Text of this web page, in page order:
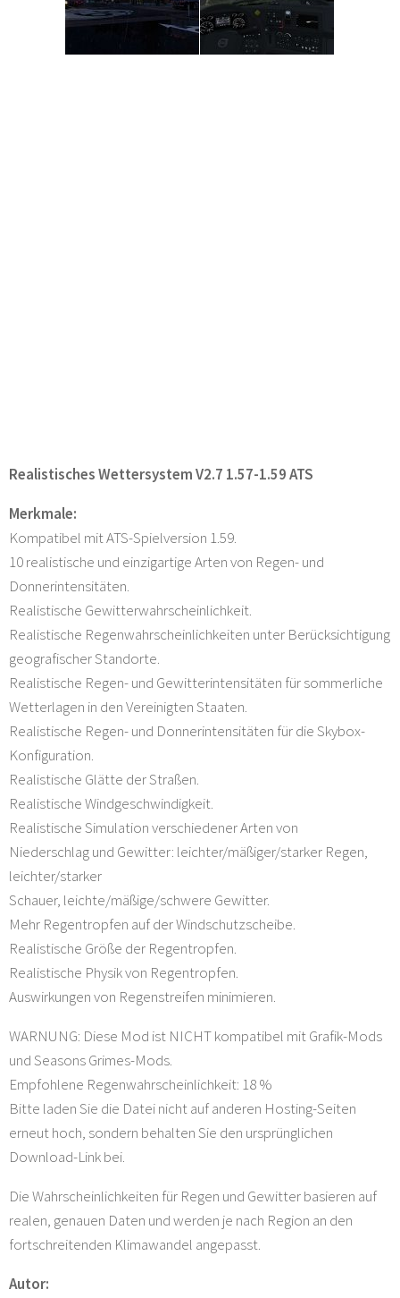
Realistisches Wettersystem V2.7 1.57-1.59 ATS
Merkmale:
Kompatibel mit ATS-Spielversion 1.59.
10 realistische und einzigartige Arten von Regen- und
Donnerintensitäten.
Realistische Gewitterwahrscheinlichkeit.
Realistische Regenwahrscheinlichkeiten unter Berücksichtigung
geografischer Standorte.
Realistische Regen- und Gewitterintensitäten für sommerliche
Wetterlagen in den Vereinigten Staaten.
Realistische Regen- und Donnerintensitäten für die Skybox-
Konfiguration.
Realistische Glätte der Straßen.
Realistische Windgeschwindigkeit.
Realistische Simulation verschiedener Arten von
Niederschlag und Gewitter: leichter/mäßiger/starker Regen,
leichter/starker
Schauer, leichte/mäßige/schwere Gewitter.
Mehr Regentropfen auf der Windschutzscheibe.
Realistische Größe der Regentropfen.
Realistische Physik von Regentropfen.
Auswirkungen von Regenstreifen minimieren.
WARNUNG: Diese Mod ist NICHT kompatibel mit Grafik-Mods
und Seasons Grimes-Mods.
Empfohlene Regenwahrscheinlichkeit: 18 %
Bitte laden Sie die Datei nicht auf anderen Hosting-Seiten
erneut hoch, sondern behalten Sie den ursprünglichen
Download-Link bei.
Die Wahrscheinlichkeiten für Regen und Gewitter basieren auf
realen, genauen Daten und werden je nach Region an den
fortschreitenden Klimawandel angepasst.
Autor: